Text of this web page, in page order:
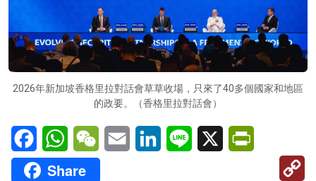
2026年新加坡香格里拉對話會草草收場，只來了40多個國家和地區
的政要。（香格里拉對話會）
FacebookWhatsAppWeChatEmail LinkedInLine X
Share